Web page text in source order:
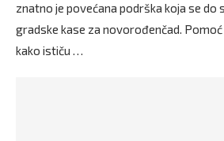
znatno je povećana podrška koja se do
gradske kase za novorođenčad. Pomoć
kako ističu …